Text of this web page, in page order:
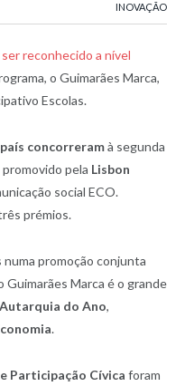
INOVAÇÃO
reconhecido a nível
o Guimarães Marca,
Escolas.
concorreramà segunda
pela Lisbon
social ECO.
prémios.
promoção conjunta
Marca é o grande
do Ano,
.
Participação Cívica foram